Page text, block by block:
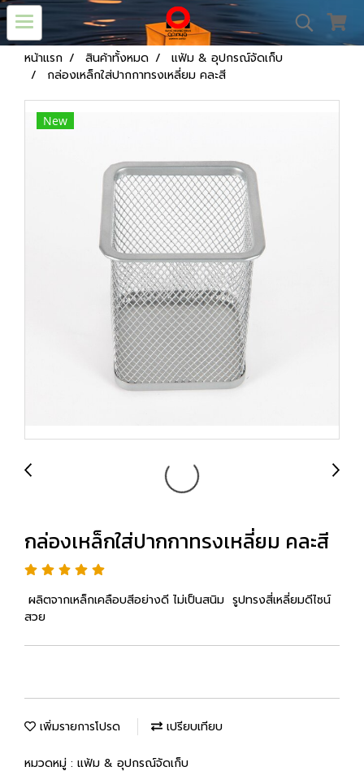
หน้าแรก สินค้าทั้งหมด
แฟ้ม & อุปกรณ์จัดเก็บ
กล่องเหล็กใส่ปากกาทรงเหลี่ยม คละสี
New
กล่องเหล็กใส่ปากกาทรงเหลี่ยม คละสี
ผลิตจากเหล็กเคลือบสีอย่างดี ไม่เป็นสนิม รูปทรงสี่เหลี่ยมดีไซน์
สวย
เพิ่มรายการโปรด เปรียบเทียบ
หมวดหมู่ : แฟ้ม & อุปกรณ์จัดเก็บ